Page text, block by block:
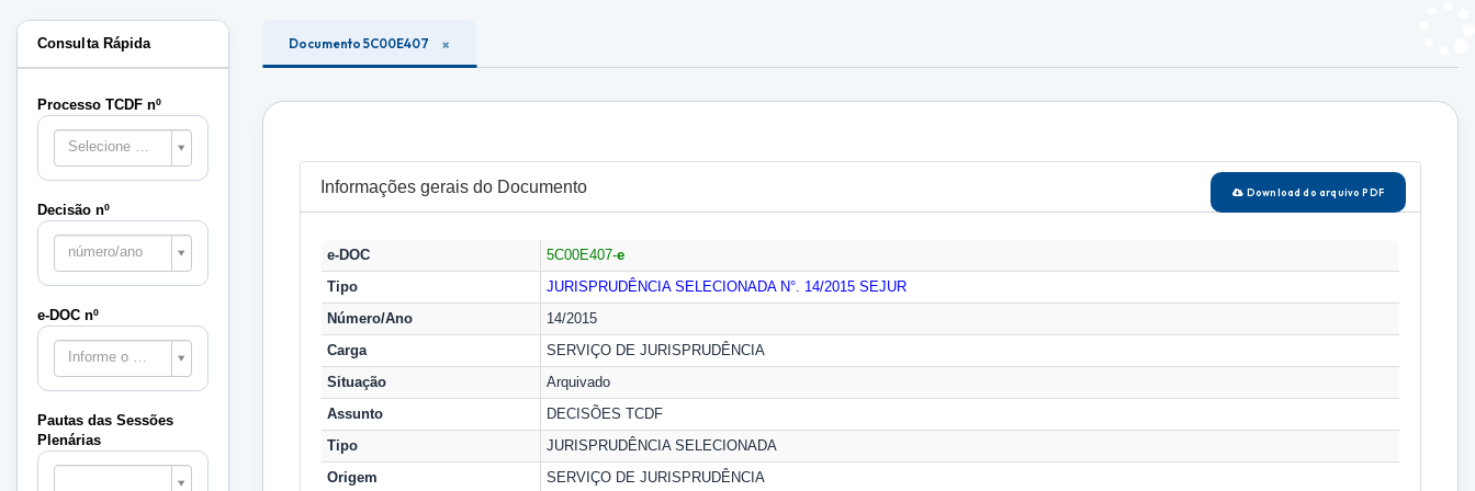
Consulta Rápida
Processo TCDF nº
Selecione o processo
Decisão nº
número/ano
e-DOC nº
Informe o e-DOC
Pautas das Sessões
Plenárias
Pautas
Documento 5C00E407
Informações gerais do Documento Download do arquivo PDF
e-DOC 5C00E407-e
Tipo
JURISPRUDÊNCIA SELECIONADA N°. 14/2015 SEJUR
Número/Ano
14/2015
Carga
SERVIÇO DE JURISPRUDÊNCIA
Situação
Arquivado
Assunto
DECISÕES TCDF
Tipo
JURISPRUDÊNCIA SELECIONADA
Origem
SERVIÇO DE JURISPRUDÊNCIA